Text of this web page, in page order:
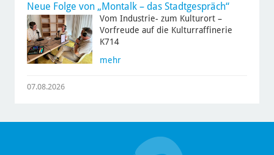
Neue Folge von „Montalk – das Stadtgespräch“
Vom Industrie- zum Kulturort –
Vorfreude auf die Kulturraffinerie
K714
mehr
07.08.2026